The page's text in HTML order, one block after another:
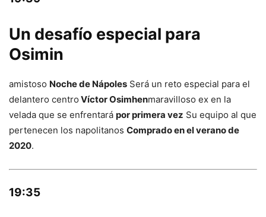
Un desafío especial para
Osimin
amistoso Noche de Nápoles Será un reto especial para el
delantero centro Víctor Osimhenmaravilloso ex en la
velada que se enfrentará por primera vez Su equipo al que
pertenecen los napolitanos Comprado en el verano de
2020.
19:35